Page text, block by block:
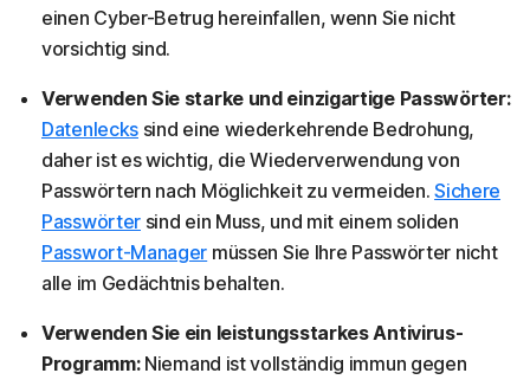
einen Cyber-Betrug hereinfallen, wenn Sie nicht
vorsichtig sind.
Verwenden Sie starke und einzigartige Passwörter:
Datenlecks sind eine wiederkehrende Bedrohung,
daher ist es wichtig, die Wiederverwendung von
Passwörtern nach Möglichkeit zu vermeiden.Sichere
Passwörter sind ein Muss, und mit einem soliden
Passwort-Manager müssen Sie Ihre Passwörter nicht
alle im Gedächtnis behalten.
Verwenden Sie ein leistungsstarkes Antivirus-
Programm: Niemand ist vollständig immun gegen